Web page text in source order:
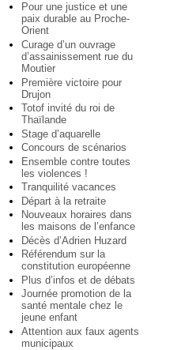
Pour une justice et une
paix durable au Proche-
Orient
Curage d’un ouvrage
d’assainissement rue du
Moutier
Première victoire pour
Drujon
Totof invité du roi de
Thaïlande
Stage d’aquarelle
Concours de scénarios
Ensemble contre toutes
les violences !
Tranquilité vacances
Départ à la retraite
Nouveaux horaires dans
les maisons de l’enfance
Décès d’Adrien Huzard
Référendum sur la
constitution européenne
Plus d’infos et de débats
Journée promotion de la
santé mentale chez le
jeune enfant
Attention aux faux agents
municipaux